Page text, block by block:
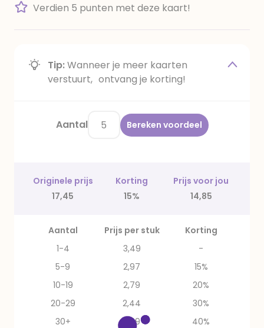
Verdien 5 punten met deze kaart!
Tip:Wanneer je meer kaarten
verstuurt, ontvang je korting!
Aantal Bereken voordeel
Originele prijs Korting
Prijs voor jou
17,45
15% 14,85
Aantal Prijs per stuk
Korting
1-4
3,49
-
5-9
2,97
15%
10-19
2,79
20%
20-29
2,44
30%
30+
2,09 40%